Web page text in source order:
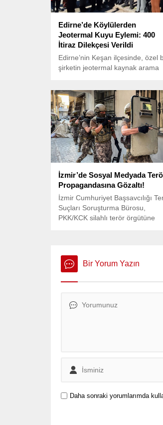
Edirne’de Köylülerden
Jeotermal Kuyu Eylemi: 400
İtiraz Dilekçesi Verildi
Edirne’nin Keşan ilçesinde, özel
şirketin jeotermal kaynak arama
dilekçesini Keşan
teslim etti.
İzmir’de Sosyal Medyada
Propagandasına Gözaltı!
İzmir Cumhuriyet Başsavcılığı
Suçları Soruşturma Bürosu,
PKK/KCK silahlı terör örgütüne
Bir Yorum Yazın
Daha sonraki yorumlarımda